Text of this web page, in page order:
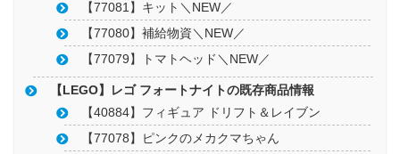
【77081】キット＼NEW／
【77080】補給物資＼NEW／
【77079】トマトヘッド＼NEW／
【LEGO】レゴ フォートナイトの既存商品情報
【40884】フィギュア ドリフト＆レイブン
【77078】ピンクのメカクマちゃん